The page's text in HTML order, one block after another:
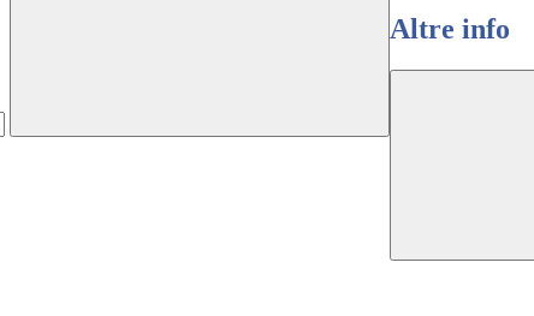
Altre info